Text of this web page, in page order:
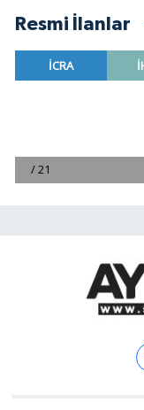
Resmi İlanlar